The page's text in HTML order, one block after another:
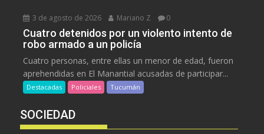
3 de agosto de 2026 Mariano Z 0
Cuatro detenidos por un violento intento de
robo armado a un policía
Cuatro personas, entre ellas un menor de edad, fueron
aprehendidas en El Manantial acusadas de participar...
Destacadas Policiales Tucumán
SOCIEDAD